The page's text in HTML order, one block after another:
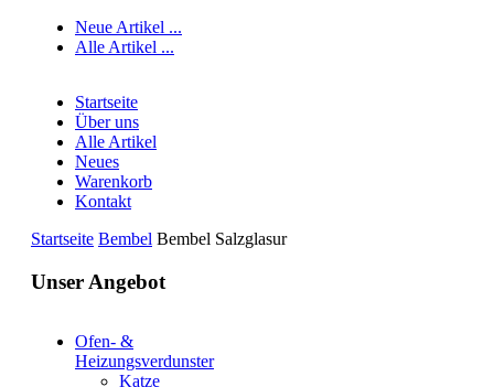
Neue Artikel ...
Alle Artikel ...
Startseite
Über uns
Alle Artikel
Neues
Warenkorb
Kontakt
Startseite Bembel Bembel Salzglasur
Unser Angebot
Ofen- &
Heizungsverdunster
Katze